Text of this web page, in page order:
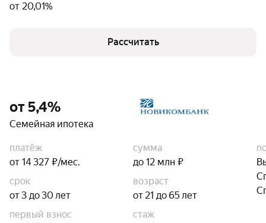
от 20,01%
Рассчитать
от 5,4%
Семейная ипотека
платёж
от 14 327 ₽/мес.
сумма
до 12 млн ₽
срок
от 3 до 30 лет
возраст
от 21 до 65 лет
первый взнос
стаж